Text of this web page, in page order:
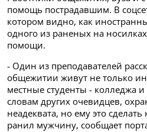
помощь пострадавшим. В
котором видно, как
одного из раненых на
помощи.
- Один из преподавателей
общежитии живут не только
местные студенты - колледжа
словам других очевидцев,
неадеквата, но ему это
ранил мужчину, сообщает